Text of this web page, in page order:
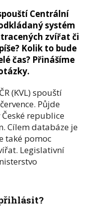
Centrální
systém
zvířat či
Kolik to bude
čas? Přinášíme
(KVL) spouští
Půjde
republice
Cílem databáze je
také pomoc
Legislativní